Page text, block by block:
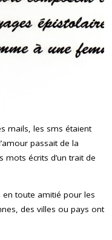
mails, les sms étaient
passait de la
mots écrits d’un trait de
toute amitié pour les
des villes ou pays ont